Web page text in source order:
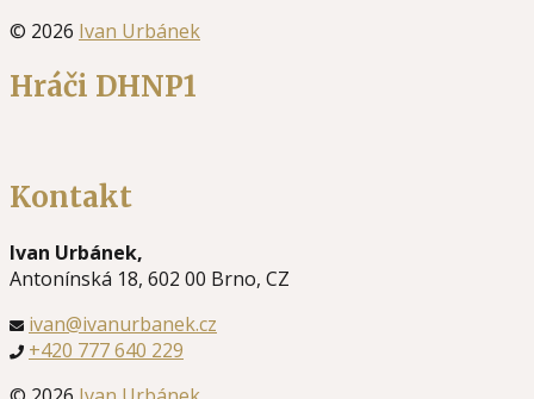
© 2026 Ivan Urbánek
Hráči DHNP1
Kontakt
Ivan Urbánek,
Antonínská 18, 602 00 Brno, CZ
ivan@ivanurbanek.cz
+420 777 640 229